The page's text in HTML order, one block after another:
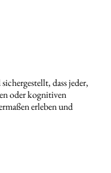
dass jeder,
oder kognitiven
erleben und